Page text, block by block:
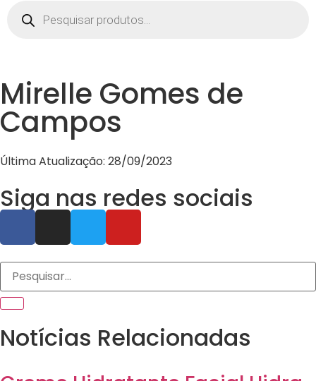
Mirelle Gomes de
Campos
Última Atualização: 28/09/2023
Siga nas redes sociais
Notícias Relacionadas